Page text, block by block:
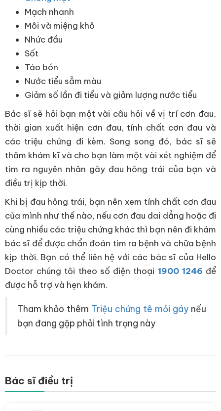
Mạch nhanh
Môi và miệng khô
Nhức đầu
Sốt
Táo bón
Nước tiểu sẫm màu
Giảm số lần đi tiểu và giảm lượng nước tiểu
Bác sĩ sẽ hỏi bạn một vài câu hỏi về vị trí cơn đau,
thời gian xuất hiện cơn đau, tính chất cơn đau và
các triệu chứng đi kèm. Song song đó, bác sĩ sẽ
thăm khám kĩ và cho bạn làm một vài xét nghiệm để
tìm ra nguyên nhân gây đau hông trái của bạn và
điều trị kịp thời.
Khi bị đau hông trái, bạn nên xem tính chất cơn đau
của mình như thế nào, nếu cơn đau dai dẳng hoặc đi
cùng nhiều các triệu chứng khác thì bạn nên đi khám
bác sĩ để được chẩn đoán tìm ra bệnh và chữa bệnh
kịp thời. Bạn có thể liên hệ với các bác sĩ của Hello
Doctor chúng tôi theo số điện thoại 1900 1246 để
được hỗ trợ và hẹn khám.
Tham khảo thêm Triệu chứng tê mỏi gáy nếu
bạn đang gặp phải tình trạng này
Bác sĩ điều trị